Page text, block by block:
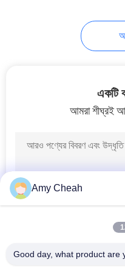
সিগন্যাল
ওয়্যারলেস
নেটওয়ার্ক
একটি
আমরা শীঘ্রই
Amy Cheah
Good day, what product are